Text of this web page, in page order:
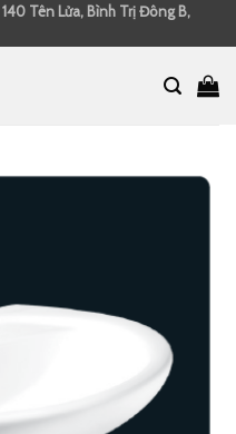
140 Tên Lửa, Bình Trị Đông B,